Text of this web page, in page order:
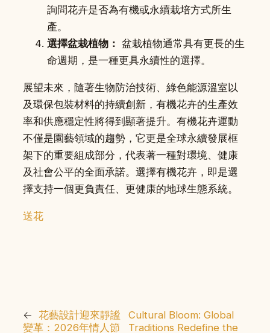
詢問花卉是否為有機或永續栽培方式所生
產。
選擇盆栽植物： 盆栽植物通常具有更長的生
命週期，是一種更具永續性的選擇。
展望未來，隨著生物防治技術、綠色能源溫室以
及環保包裝材料的持續創新，有機花卉的生產效
率和供應穩定性將得到顯著提升。有機花卉運動
不僅是園藝領域的趨勢，它更是全球永續發展框
架下的重要組成部分，代表著一種對環境、健康
及社會公平的全面承諾。選擇有機花卉，即是選
擇支持一個更負責任、更健康的地球生態系統。
送花
← 花藝設計迎來靜謐
變革：2026年情人節
Cultural Bloom: Global
Traditions Redefine the